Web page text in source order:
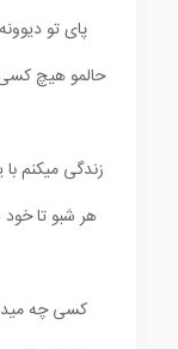
پای تو
حالمو هیچ
زندگی میکنم
هر شبو تا
کسی چه